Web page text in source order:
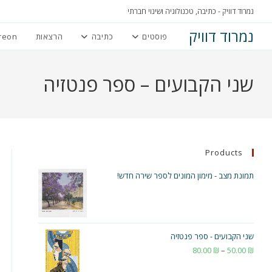
to
content
נמרוד דוויק - כתיבה, טכנולוגיה ושינוי חברתי
נמרוד דוויק פוסטים כתיבה הרצאות
שני הקבועים – ספר פנטזיה
Products
תמונת מצב - מימון המונים לספר שירה חדש!
שני הקבועים - ספר פנטזיה
50.00 ₪
–
80.00 ₪